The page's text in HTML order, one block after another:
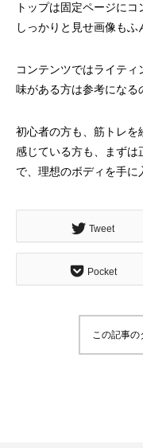
SWELLボックスメニュ
させる方法
トップは固定ページに
しっかりと見せ画像もふ
コンテンツではライテ
味がある方は参考になる
初心者の方も、筋トレを
感じている方も、まずは
で、理想のボディを手に
Tweet
Pocket
この記事